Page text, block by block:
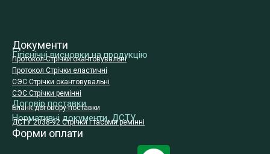
Документи
Гігієнічні висновки на продукцію
Протокол-Стрічки окантовувальні
Протокол Стрічки еластичні
СЭС Стрічки окантовувальні
СЭС Стрічки ремінні
Договір поставки
Бланк-договору-поставки
Нормативні документи, ДСТУ
ДСТУ 2038-92 Стрічки і тасьми ремінні
Форми оплати